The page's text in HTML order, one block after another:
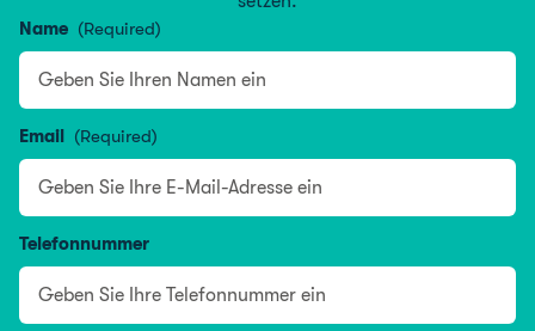
Name (Required)
Email (Required)
Telefonnummer